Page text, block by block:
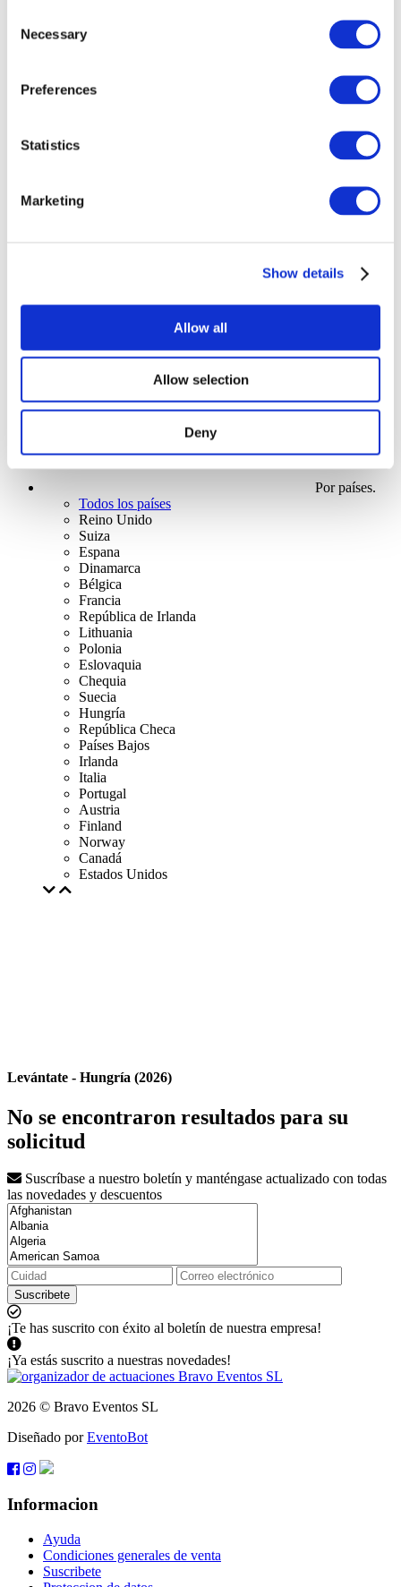
Selection
Necessary
Preferences
Statistics
Marketing
Show details
Allow all
Allow selection
Deny
Todos los
Por países.
Todos los países
Reino Unido
Suiza
Espana
Dinamarca
Bélgica
Francia
República de Irlanda
Lithuania
Polonia
Eslovaquia
Chequia
Suecia
Hungría
República Checa
Países Bajos
Irlanda
Italia
Portugal
Austria
Finland
Norway
Canadá
Estados Unidos
Levántate - Hungría (2026)
No se encontraron resultados para su
solicitud
Suscríbase a nuestro boletín y manténgase actualizado con todas
las novedades y descuentos
Suscribete
¡Te has suscrito con éxito al boletín de nuestra empresa!
¡Ya estás suscrito a nuestras novedades!
2026 © Bravo Eventos SL
Diseñado porEventoBot
Informacion
Ayuda
Condiciones generales de venta
Suscribete